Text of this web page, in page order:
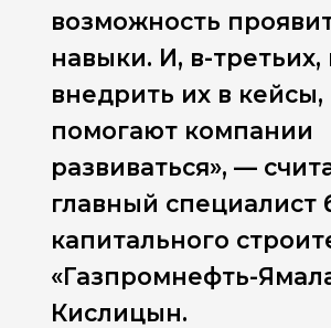
возможность
навыки. И, в-третьих,
внедрить их в
помогают компании
развиваться», —
главный специалист
капитального
«Газпромнефть-
Кислицын.